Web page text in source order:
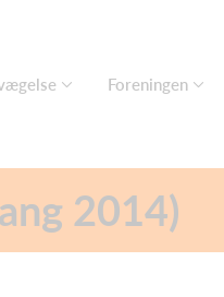
Foreningen
2014)